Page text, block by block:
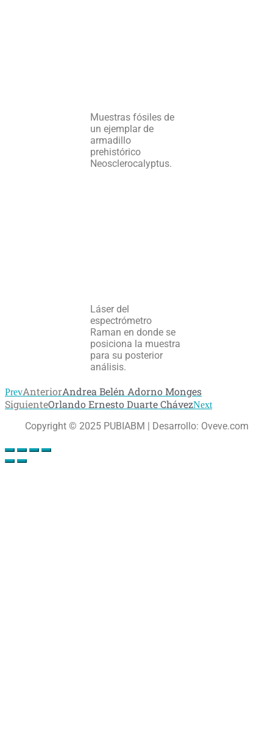
Muestras fósiles de
un ejemplar de
armadillo
prehistórico
Neosclerocalyptus.
Láser del
espectrómetro
Raman en donde se
posiciona la muestra
para su posterior
análisis.
PrevAnteriorAndrea Belén Adorno Monges
SiguienteOrlando Ernesto Duarte ChávezNext
Copyright © 2025 PUBIABM | Desarrollo: Oveve.com